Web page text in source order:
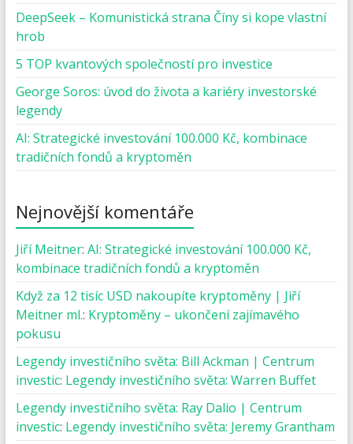
DeepSeek – Komunistická strana Číny si kope vlastní
hrob
5 TOP kvantových společností pro investice
George Soros: úvod do života a kariéry investorské
legendy
AI: Strategické investování 100.000 Kč, kombinace
tradičních fondů a kryptoměn
Nejnovější komentáře
Jiří Meitner: AI: Strategické investování 100.000 Kč,
kombinace tradičních fondů a kryptoměn
Když za 12 tisíc USD nakoupíte kryptoměny | Jiří
Meitner ml.: Kryptoměny – ukončení zajímavého
pokusu
Legendy investičního světa: Bill Ackman | Centrum
investic: Legendy investičního světa: Warren Buffet
Legendy investičního světa: Ray Dalio | Centrum
investic: Legendy investičního světa: Jeremy Grantham